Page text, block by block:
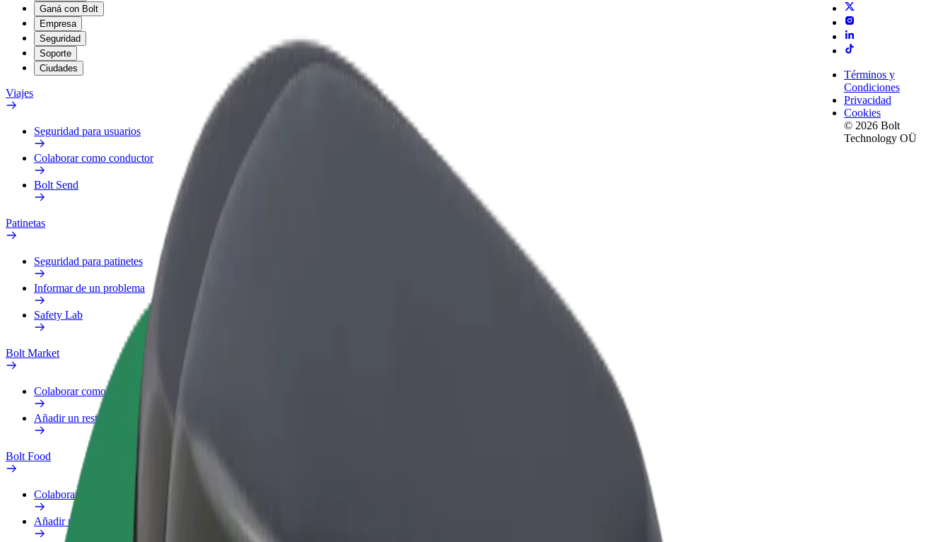
Ganá con Bolt
Empresa
Seguridad
Soporte
Ciudades
Viajes
Seguridad para usuarios
Colaborar como conductor
Bolt Send
Patinetas
Seguridad para patinetes
Informar de un problema
Safety Lab
Bolt Market
Colaborar como repartidor
Añadir un restaurante o tienda
Bolt Food
Colaborar como repartidor
Añadir un restaurante o tienda
Términos y
Condiciones
Privacidad
Cookies
© 2026 Bolt
Technology OÜ